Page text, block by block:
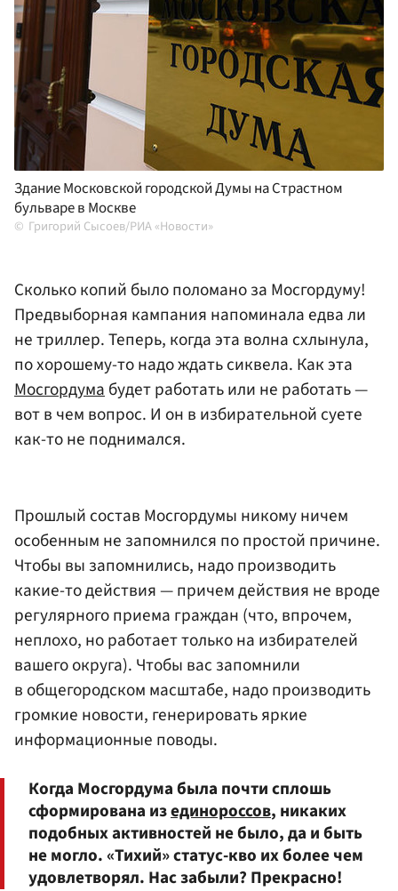
Здание Московской городской Думы на Страстном
бульваре в Москве
Григорий Сысоев/РИА «Новости»
Сколько копий было поломано за Мосгордуму!
Предвыборная кампания напоминала едва ли
не триллер. Теперь, когда эта волна схлынула,
по хорошему-то надо ждать сиквела. Как эта
Мосгордумабудет работать или не работать —
вот в чем вопрос. И он в избирательной суете
как-то не поднимался.
Прошлый состав Мосгордумы никому ничем
особенным не запомнился по простой причине.
Чтобы вы запомнились, надо производить
какие-то действия — причем действия не вроде
регулярного приема граждан (что, впрочем,
неплохо, но работает только на избирателей
вашего округа). Чтобы вас запомнили
в общегородском масштабе, надо производить
громкие новости, генерировать яркие
информационные поводы.
Когда Мосгордума была почти сплошь
сформирована изединороссов, никаких
подобных активностей не было, да и быть
не могло. «Тихий» статус-кво их более чем
удовлетворял. Нас забыли? Прекрасно!